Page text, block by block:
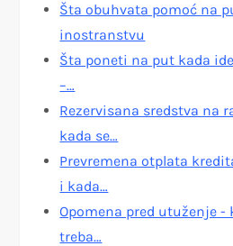
Šta obuhvata pomoć na
inostranstvu
Šta poneti na put kada
–…
Rezervisana sredstva na
kada se…
Prevremena otplata
i kada…
Opomena pred utuženje -
treba…